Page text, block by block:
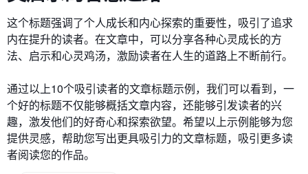
这个标题强调了个人成长和内心探索的重要性，吸引了追求
内在提升的读者。在文章中，可以分享各种心灵成长的方
法、启示和心灵鸡汤，激励读者在人生的道路上不断前行。
通过以上10个吸引读者的文章标题示例，我们可以看到，一
个好的标题不仅能够概括文章内容，还能够引发读者的兴
趣，激发他们的好奇心和探索欲望。希望以上示例能够为您
提供灵感，帮助您写出更具吸引力的文章标题，吸引更多读
者阅读您的作品。